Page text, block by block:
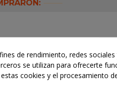
de rendimiento, redes sociales
se utilizan para ofrecerte
cookies y el procesamiento